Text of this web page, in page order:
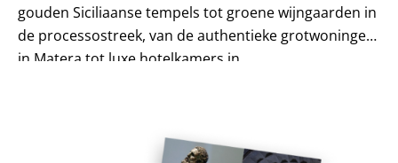
gouden Siciliaanse tempels tot groene wijngaarden in
de processostreek, van de authentieke grotwoningen
in Matera tot luxe hotelkamers in...